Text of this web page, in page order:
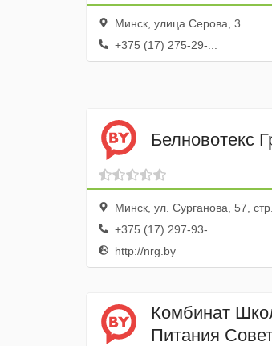
Минск, улица Серова, 3
+375 (17) 275-29-...
Белновотекс
Минск, ул. Сурганова, 57,
+375 (17) 297-93-...
http://nrg.by
Комбинат
Питания